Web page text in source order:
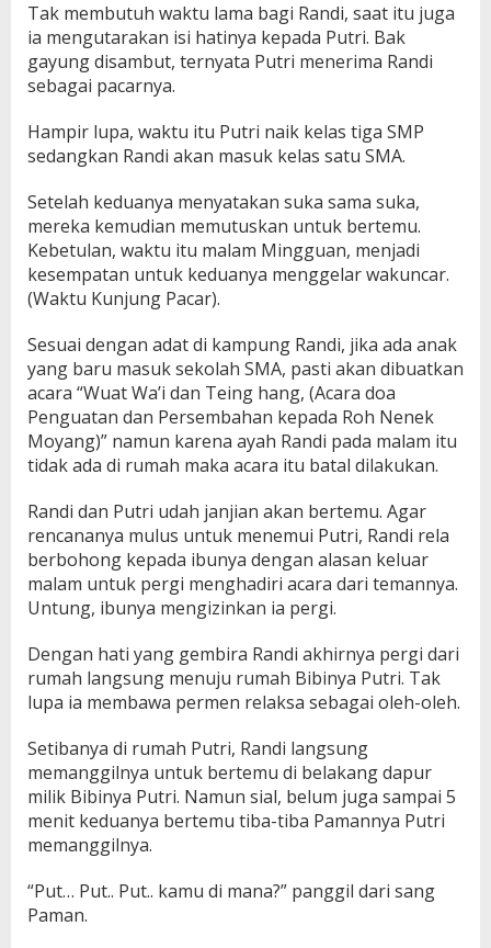
Tak membutuh waktu lama bagi Randi, saat itu juga
ia mengutarakan isi hatinya kepada Putri. Bak
gayung disambut, ternyata Putri menerima Randi
sebagai pacarnya.
Hampir lupa, waktu itu Putri naik kelas tiga SMP
sedangkan Randi akan masuk kelas satu SMA.
Setelah keduanya menyatakan suka sama suka,
mereka kemudian memutuskan untuk bertemu.
Kebetulan, waktu itu malam Mingguan, menjadi
kesempatan untuk keduanya menggelar wakuncar.
(Waktu Kunjung Pacar).
Sesuai dengan adat di kampung Randi, jika ada anak
yang baru masuk sekolah SMA, pasti akan dibuatkan
acara “Wuat Wa’i dan Teing hang, (Acara doa
Penguatan dan Persembahan kepada Roh Nenek
Moyang)” namun karena ayah Randi pada malam itu
tidak ada di rumah maka acara itu batal dilakukan.
Randi dan Putri udah janjian akan bertemu. Agar
rencananya mulus untuk menemui Putri, Randi rela
berbohong kepada ibunya dengan alasan keluar
malam untuk pergi menghadiri acara dari temannya.
Untung, ibunya mengizinkan ia pergi.
Dengan hati yang gembira Randi akhirnya pergi dari
rumah langsung menuju rumah Bibinya Putri. Tak
lupa ia membawa permen relaksa sebagai oleh-oleh.
Setibanya di rumah Putri, Randi langsung
memanggilnya untuk bertemu di belakang dapur
milik Bibinya Putri. Namun sial, belum juga sampai 5
menit keduanya bertemu tiba-tiba Pamannya Putri
memanggilnya.
“Put… Put.. Put.. kamu di mana?” panggil dari sang
Paman.